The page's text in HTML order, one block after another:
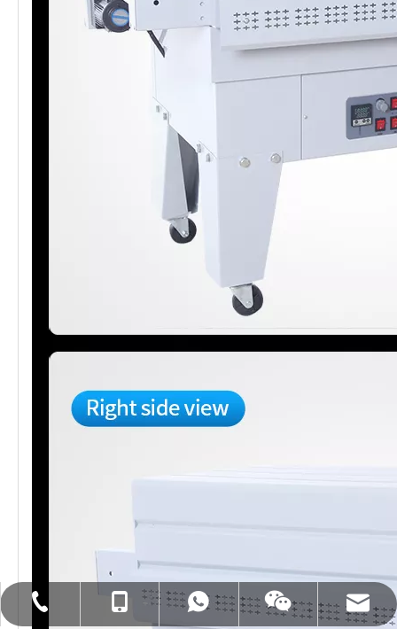
전화 :+86-577-88627766
MOB : +86- 18858715170
WA : 0086 18858715170
Wechat
이메일 : hl@hualian.biz